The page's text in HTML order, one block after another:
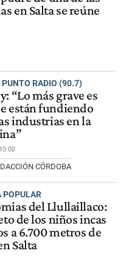
en Salta se reúne
PUNTO RADIO (90.7)
“Lo más grave es
están fundiendo
industrias en la
CÓRDOBA
POPULAR
del Llullaillaco:
de los niños incas
a 6.700 metros de
Salta